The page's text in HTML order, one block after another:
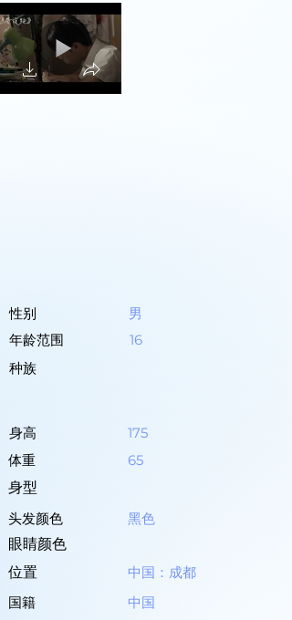
性别
男
年龄范围
16
种族
身高
175
体重
65
身型
头发颜色
黑色
眼睛颜色
位置
中国：成都
国籍
中国